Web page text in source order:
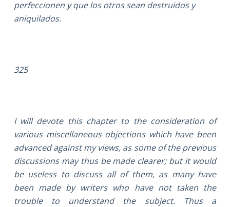
perfeccionen y que los otros sean destruidos y
aniquilados.
325
I will devote this chapter to the consideration of
various miscellaneous objections which have been
advanced against my views, as some of the previous
discussions may thus be made clearer; but it would
be useless to discuss all of them, as many have
been made by writers who have not taken the
trouble to understand the subject. Thus a